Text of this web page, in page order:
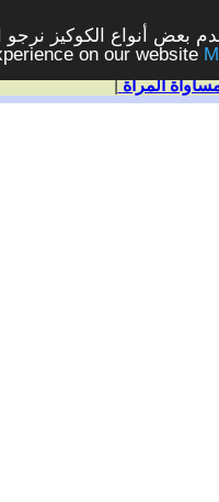
بعض أنواع الكوكيز
on our website
| المرأة